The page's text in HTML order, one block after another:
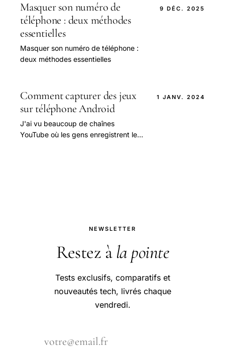
Masquer son numéro de
téléphone : deux méthodes
essentielles
Masquer son numéro de téléphone :
deux méthodes essentielles
9 DÉC. 2025
Comment capturer des jeux
sur téléphone Android
J'ai vu beaucoup de chaînes
YouTube où les gens enregistrent les
1 JANV. 2024
NEWSLETTER
Restez à la pointe
Tests exclusifs, comparatifs et
nouveautés tech, livrés chaque
vendredi.